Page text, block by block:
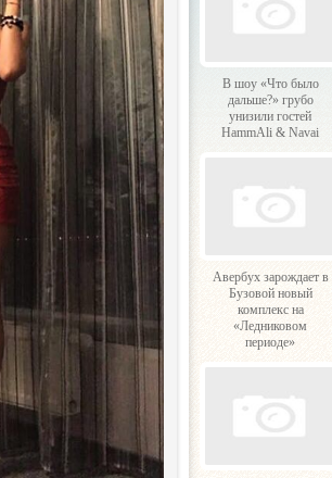
В шоу «Что было
дальше?» грубо
унизили гостей
HammAli & Navai
Авербух зарождает в
Бузовой новый
комплекс на
«Ледниковом
периоде»